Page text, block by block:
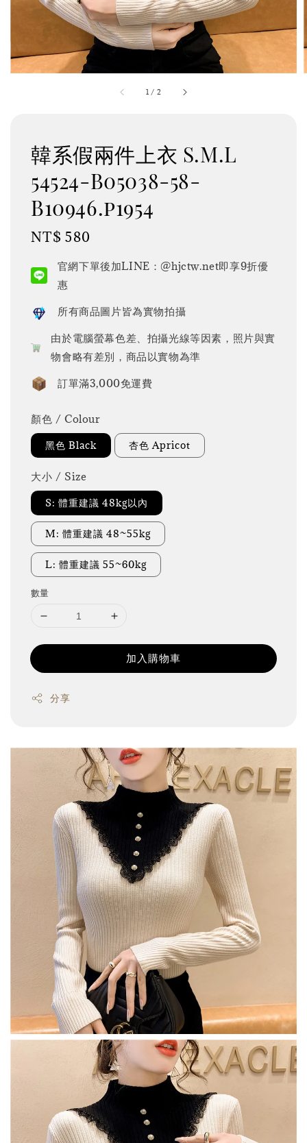
1 / 2
韓系假兩件上衣 S.M.L
54524-B05038-58-
B10946.p1954
Regular
NT$ 580
官網下單後加LINE：@hjctw.net即享9折優
惠
所有商品圖片皆為實物拍攝
由於電腦螢幕色差、拍攝光線等因素，照片與實
物會略有差別，商品以實物為準
訂單滿3,000免運費
顏色 / Colour
黑色 Black 杏色 Apricot
大小 / Size
S: 體重建議 48kg以內
M: 體重建議 48~55kg
L: 體重建議 55~60kg
數量
加入購物車
分享